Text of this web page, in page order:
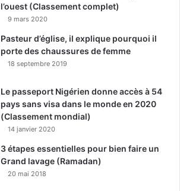
l’ouest (Classement complet)
9 mars 2020
Pasteur d’église, il explique pourquoi il
porte des chaussures de femme
18 septembre 2019
Le passeport Nigérien donne accès à 54
pays sans visa dans le monde en 2020
(Classement mondial)
14 janvier 2020
3 étapes essentielles pour bien faire un
Grand lavage (Ramadan)
20 mai 2018